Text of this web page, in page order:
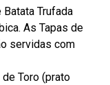
Trufada
As Tapas de
servidas com
Toro (prato